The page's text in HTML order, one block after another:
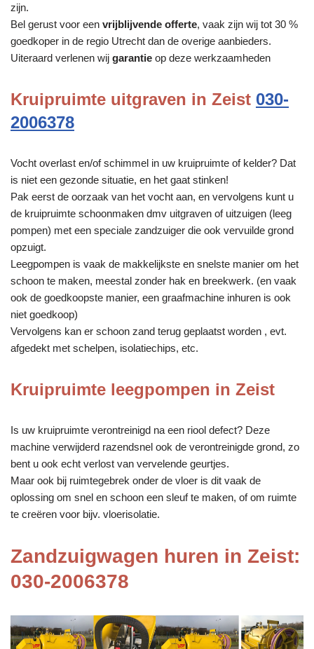
zijn.
Bel gerust voor een vrijblijvende offerte, vaak zijn wij tot 30 %
goedkoper in de regio Utrecht dan de overige aanbieders.
Uiteraard verlenen wij garantie op deze werkzaamheden
Kruipruimte uitgraven in Zeist 030-
2006378
Vocht overlast en/of schimmel in uw kruipruimte of kelder? Dat
is niet een gezonde situatie, en het gaat stinken!
Pak eerst de oorzaak van het vocht aan, en vervolgens kunt u
de kruipruimte schoonmaken dmv uitgraven of uitzuigen (leeg
pompen) met een speciale zandzuiger die ook vervuilde grond
opzuigt.
Leegpompen is vaak de makkelijkste en snelste manier om het
schoon te maken, meestal zonder hak en breekwerk. (en vaak
ook de goedkoopste manier, een graafmachine inhuren is ook
niet goedkoop)
Vervolgens kan er schoon zand terug geplaatst worden , evt.
afgedekt met schelpen, isolatiechips, etc.
Kruipruimte leegpompen in Zeist
Is uw kruipruimte verontreinigd na een riool defect? Deze
machine verwijderd razendsnel ook de verontreinigde grond, zo
bent u ook echt verlost van vervelende geurtjes.
Maar ook bij ruimtegebrek onder de vloer is dit vaak de
oplossing om snel en schoon een sleuf te maken, of om ruimte
te creëren voor bijv. vloerisolatie.
Zandzuigwagen huren in Zeist:
030-2006378